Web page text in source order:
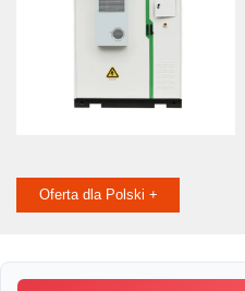
Oferta dla Polski +